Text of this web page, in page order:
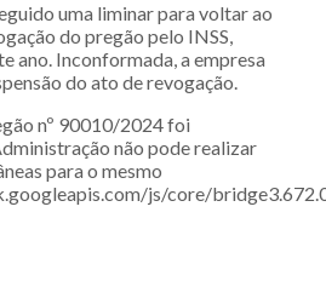
uma liminar para voltar ao
do pregão pelo INSS,
ano. Inconformada, a empresa
do ato de revogação.
nº 90010/2024 foi
não pode realizar
para o mesmo
js/core/